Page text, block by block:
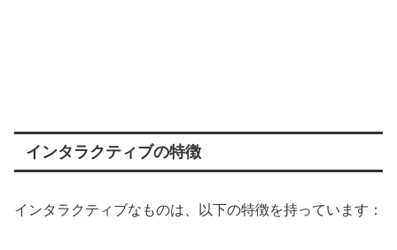
インタラクティブの特徴
インタラクティブなものは、以下の特徴を持っています：